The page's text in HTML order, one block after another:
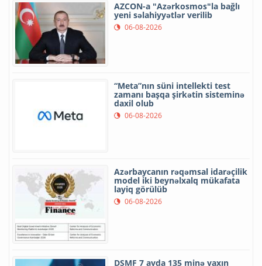
AZCON-a "Azərkosmos"la bağlı
yeni səlahiyyətlər verilib
06-08-2026
“Meta”nın süni intellekti test
zamanı başqa şirkətin sisteminə
daxil olub
06-08-2026
Azərbaycanın rəqəmsal idarəçilik
model iki beynəlxalq mükafata
layiq görülüb
06-08-2026
DSMF 7 ayda 135 minə yaxın